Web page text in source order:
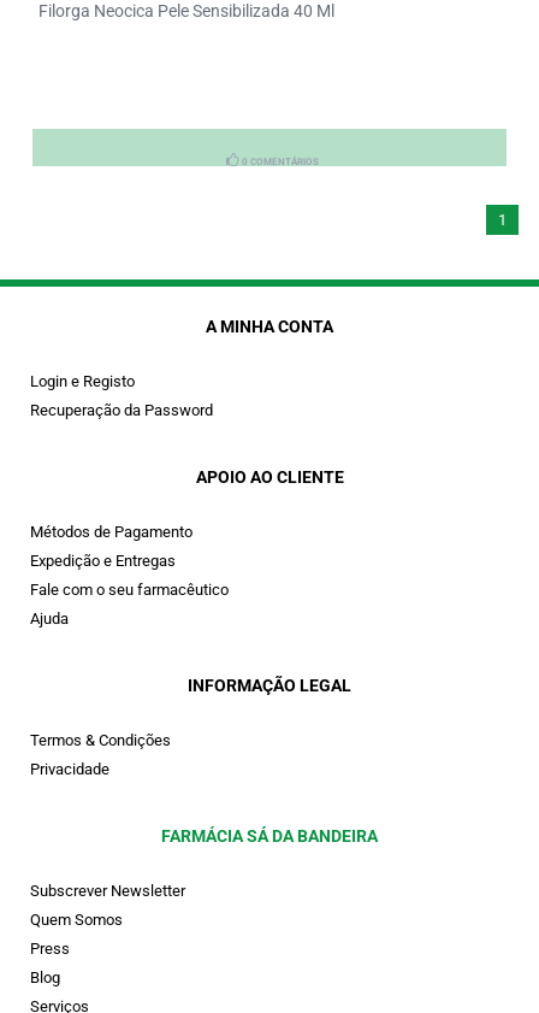
Filorga Neocica Pele Sensibilizada 40 Ml
0 COMENTÁRIOS
1
A MINHA CONTA
Login e Registo
Recuperação da Password
APOIO AO CLIENTE
Métodos de Pagamento
Expedição e Entregas
Fale com o seu farmacêutico
Ajuda
INFORMAÇÃO LEGAL
Termos & Condições
Privacidade
FARMÁCIA SÁ DA BANDEIRA
Subscrever Newsletter
Quem Somos
Press
Blog
Serviços